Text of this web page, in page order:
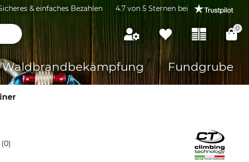
& einfaches Bezahlen 4.7 von 5 Sternen bei
0
Waldbrandbekämpfung Fundgrube
0